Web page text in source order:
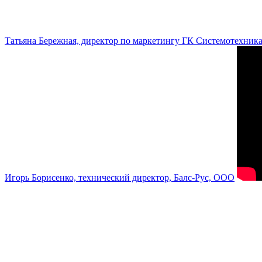
Татьяна Бережная, директор по маркетингу ГК Системотехника
Игорь Борисенко, технический директор, Балс-Рус, ООО